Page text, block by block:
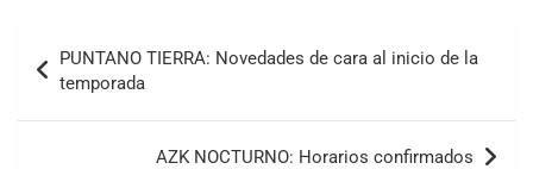
de
entradas
PUNTANO TIERRA: Novedades de cara al inicio de la
temporada
AZK NOCTURNO: Horarios confirmados
IAME SERIES ARGENTINA 6
Ramiro Tot (Asfalto)